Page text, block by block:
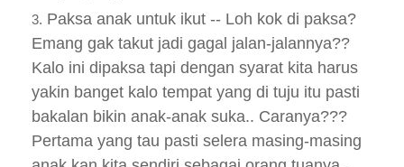
Paksa anak untuk ikut -- Loh kok di paksa?
Emang gak takut jadi gagal jalan-jalannya??
Kalo ini dipaksa tapi dengan syarat kita harus
yakin banget kalo tempat yang di tuju itu pasti
bakalan bikin anak-anak suka.. Caranya???
Pertama yang tau pasti selera masing-masing